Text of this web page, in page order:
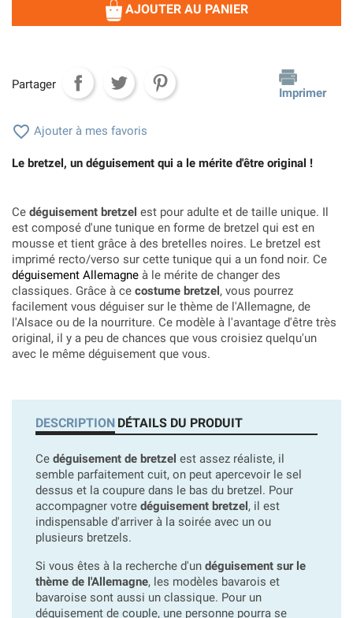
AJOUTER AU PANIER
Partager
Imprimer
 Ajouter à mes favoris
Le bretzel, un déguisement qui a le mérite d'être original !
Ce déguisement bretzel est pour adulte et de taille unique. Il
est composé d'une tunique en forme de bretzel qui est en
mousse et tient grâce à des bretelles noires. Le bretzel est
imprimé recto/verso sur cette tunique qui a un fond noir. Ce
déguisement Allemagne à le mérite de changer des
classiques. Grâce à ce costume bretzel, vous pourrez
facilement vous déguiser sur le thème de l'Allemagne, de
l'Alsace ou de la nourriture. Ce modèle à l'avantage d'être très
original, il y a peu de chances que vous croisiez quelqu'un
avec le même déguisement que vous.
DESCRIPTION DÉTAILS DU PRODUIT
Ce déguisement de bretzel est assez réaliste, il
semble parfaitement cuit, on peut apercevoir le sel
dessus et la coupure dans le bas du bretzel. Pour
accompagner votre déguisement bretzel, il est
indispensable d'arriver à la soirée avec un ou
plusieurs bretzels.
Si vous êtes à la recherche d'un déguisement sur le
thème de l'Allemagne, les modèles bavarois et
bavaroise sont aussi un classique. Pour un
déguisement de couple, une personne pourra se